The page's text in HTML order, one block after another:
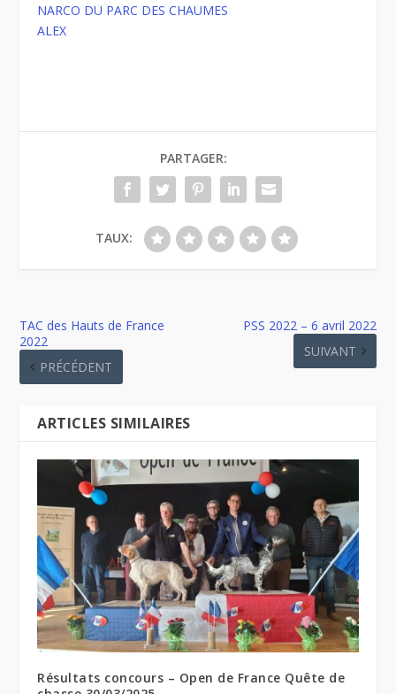
NARCO DU PARC DES CHAUMES
ALEX
PARTAGER:
TAUX:
TAC des Hauts de France
2022
PRÉCÉDENT
PSS 2022 – 6 avril 2022
SUIVANT
ARTICLES SIMILAIRES
Résultats concours – Open de France Quête de